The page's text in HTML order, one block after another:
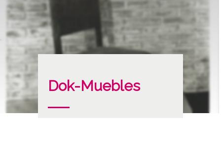
Dok-Muebles